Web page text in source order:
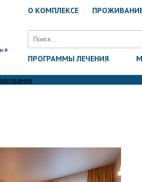
О КОМПЛЕКСЕ
Найти:
ПРОГРАММЫ ЛЕЧЕНИЯ